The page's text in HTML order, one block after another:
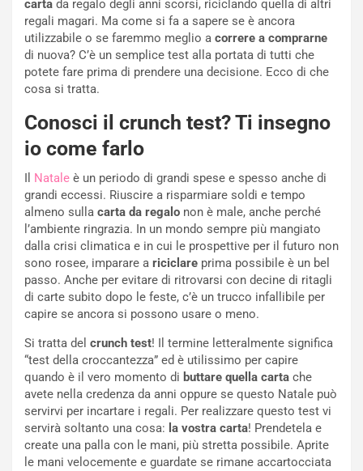
carta da regalo degli anni scorsi, riciclando quella di altri
regali magari. Ma come si fa a sapere se è ancora
utilizzabile o se faremmo meglio a correre a comprarne
di nuova? C’è un semplice test alla portata di tutti che
potete fare prima di prendere una decisione. Ecco di che
cosa si tratta.
Conosci il crunch test? Ti insegno
io come farlo
Il Natale è un periodo di grandi spese e spesso anche di
grandi eccessi. Riuscire a risparmiare soldi e tempo
almeno sulla carta da regalo non è male, anche perché
l’ambiente ringrazia. In un mondo sempre più mangiato
dalla crisi climatica e in cui le prospettive per il futuro non
sono rosee, imparare a riciclare prima possibile è un bel
passo. Anche per evitare di ritrovarsi con decine di ritagli
di carte subito dopo le feste, c’è un trucco infallibile per
capire se ancora si possono usare o meno.
Si tratta del crunch test! Il termine letteralmente significa
“test della croccantezza” ed è utilissimo per capire
quando è il vero momento di buttare quella carta che
avete nella credenza da anni oppure se questo Natale può
servirvi per incartare i regali. Per realizzare questo test vi
servirà soltanto una cosa: la vostra carta! Prendetela e
create una palla con le mani, più stretta possibile. Aprite
le mani velocemente e guardate se rimane accartocciata